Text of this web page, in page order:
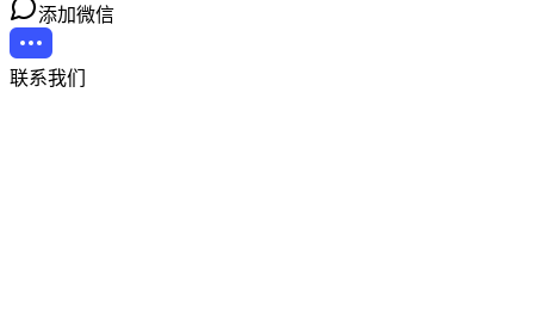
添加微信
联系我们